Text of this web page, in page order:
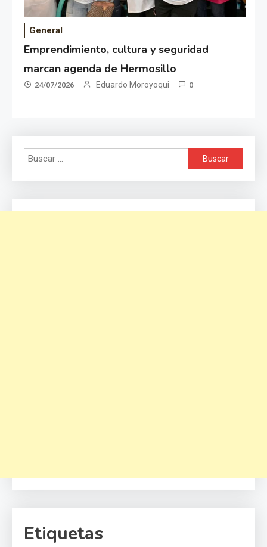
General
Emprendimiento, cultura y seguridad
marcan agenda de Hermosillo
24/07/2026 Eduardo Moroyoqui 0
Buscar:
Etiquetas